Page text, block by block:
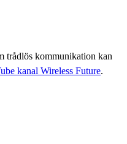
trådlös kommunikation kan
kanal Wireless Future.